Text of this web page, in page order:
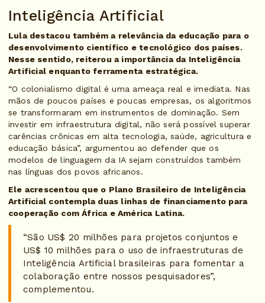
Inteligência Artificial
Lula destacou também a relevância da educação para o
desenvolvimento científico e tecnológico dos países.
Nesse sentido, reiterou a importância da Inteligência
Artificial enquanto ferramenta estratégica.
“O colonialismo digital é uma ameaça real e imediata. Nas
mãos de poucos países e poucas empresas, os algoritmos
se transformaram em instrumentos de dominação. Sem
investir em infraestrutura digital, não será possível superar
carências crônicas em alta tecnologia, saúde, agricultura e
educação básica”, argumentou ao defender que os
modelos de linguagem da IA sejam construídos também
nas línguas dos povos africanos.
Ele acrescentou que o Plano Brasileiro de Inteligência
Artificial contempla duas linhas de financiamento para
cooperação com África e América Latina.
“São US$ 20 milhões para projetos conjuntos e
US$ 10 milhões para o uso de infraestruturas de
Inteligência Artificial brasileiras para fomentar a
colaboração entre nossos pesquisadores”,
complementou.